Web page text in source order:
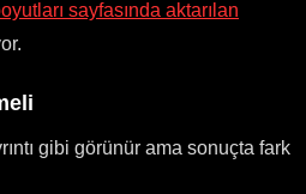
sayfasında aktarılan
gibi görünür ama sonuçta fark